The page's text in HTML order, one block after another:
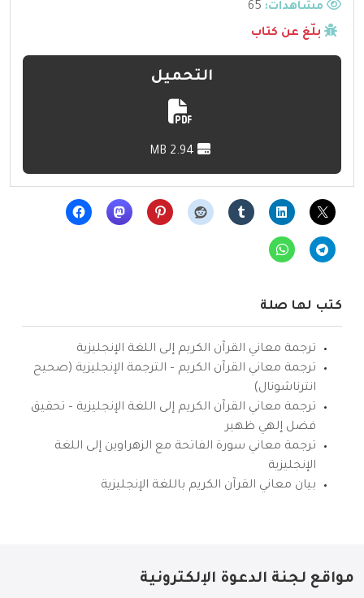
مشاهدات:
بلّغ عن كتاب
التحميل
كتب لها صلة
ترجمة معاني القرآن الكريم إلى اللغة الإنجليزية
ترجمة معاني القرآن الكريم – الترجمة الإنجليزية (صحيح
انترناشونال)
ترجمة معاني القرآن الكريم إلى اللغة الإنجليزية – تحقيق
فضل إلهي ظهير
ترجمة معاني سورة الفاتحة مع الزهراوين إلى اللغة
الإنجليزية
بيان معاني القرآن الكريم باللغة الإنجليزية
مواقع لجنة الدعوة الإلكترونية